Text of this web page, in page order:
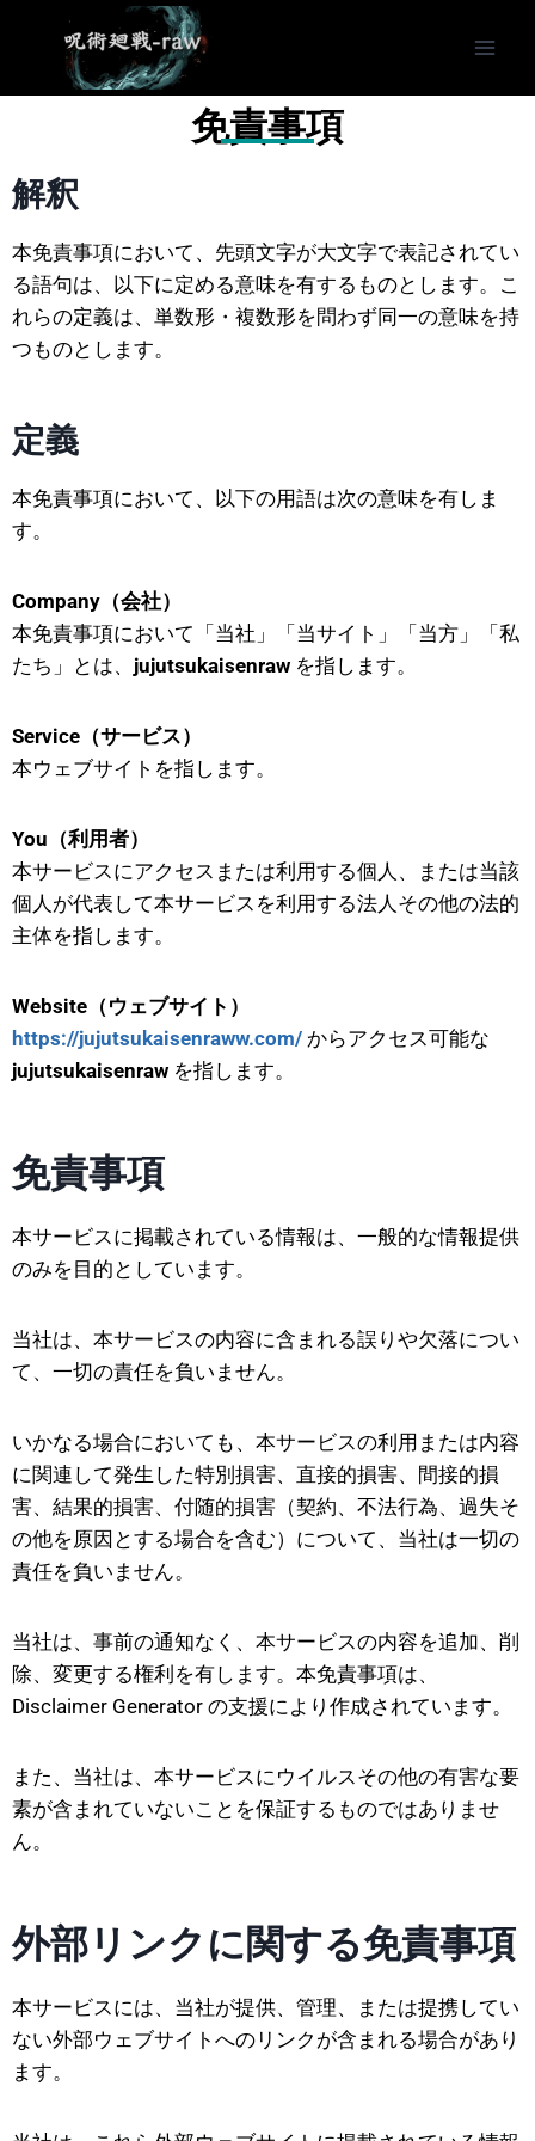
免責事項
解釈
本免責事項において、先頭文字が大文字で表記されてい
る語句は、以下に定める意味を有するものとします。こ
れらの定義は、単数形・複数形を問わず同一の意味を持
つものとします。
定義
本免責事項において、以下の用語は次の意味を有しま
す。
Company（会社）
本免責事項において「当社」「当サイト」「当方」「私
たち」とは、 jujutsukaisenraw を指します。
Service（サービス）
本ウェブサイトを指します。
You（利用者）
本サービスにアクセスまたは利用する個人、または当該
個人が代表して本サービスを利用する法人その他の法的
主体を指します。
Website（ウェブサイト）
https://jujutsukaisenraww.com/ からアクセス可能な
jujutsukaisenraw を指します。
免責事項
本サービスに掲載されている情報は、一般的な情報提供
のみを目的としています。
当社は、本サービスの内容に含まれる誤りや欠落につい
て、一切の責任を負いません。
いかなる場合においても、本サービスの利用または内容
に関連して発生した特別損害、直接的損害、間接的損
害、結果的損害、付随的損害（契約、不法行為、過失そ
の他を原因とする場合を含む）について、当社は一切の
責任を負いません。
当社は、事前の通知なく、本サービスの内容を追加、削
除、変更する権利を有します。本免責事項は、
Disclaimer Generator の支援により作成されています。
また、当社は、本サービスにウイルスその他の有害な要
素が含まれていないことを保証するものではありませ
ん。
外部リンクに関する免責事項
本サービスには、当社が提供、管理、または提携してい
ない外部ウェブサイトへのリンクが含まれる場合があり
ます。